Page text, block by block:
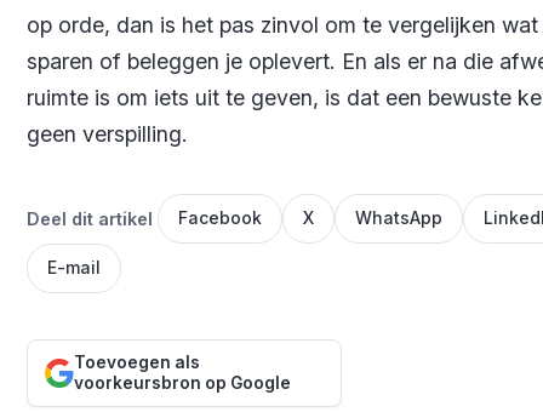
op orde, dan is het pas zinvol om te vergelijken wat
sparen of beleggen je oplevert. En als er na die
ruimte is om iets uit te geven, is dat een bewuste
geen verspilling.
Deel dit artikel Facebook X WhatsApp
E-mail
Toevoegen als
voorkeursbron op Google